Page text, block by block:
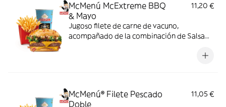
McMenú McExtreme BBQ
& Mayo
11,20 €
Jugoso filete de carne de vacuno,
acompañado de la combinación de Salsa
doble de cheddar, lechuga fresca y tiras de
McMenú® Filete Pescado
Doble
11,05 €